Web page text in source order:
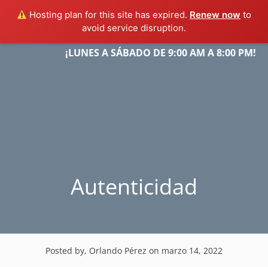
Hosting plan for this site has expired. Renew now to
avoid service disruption.
¡LUNES A SÁBADO DE 9:00 AM A 8:00 PM!
Menu
Autenticidad
Posted by, Orlando Pérez on marzo 14, 2022